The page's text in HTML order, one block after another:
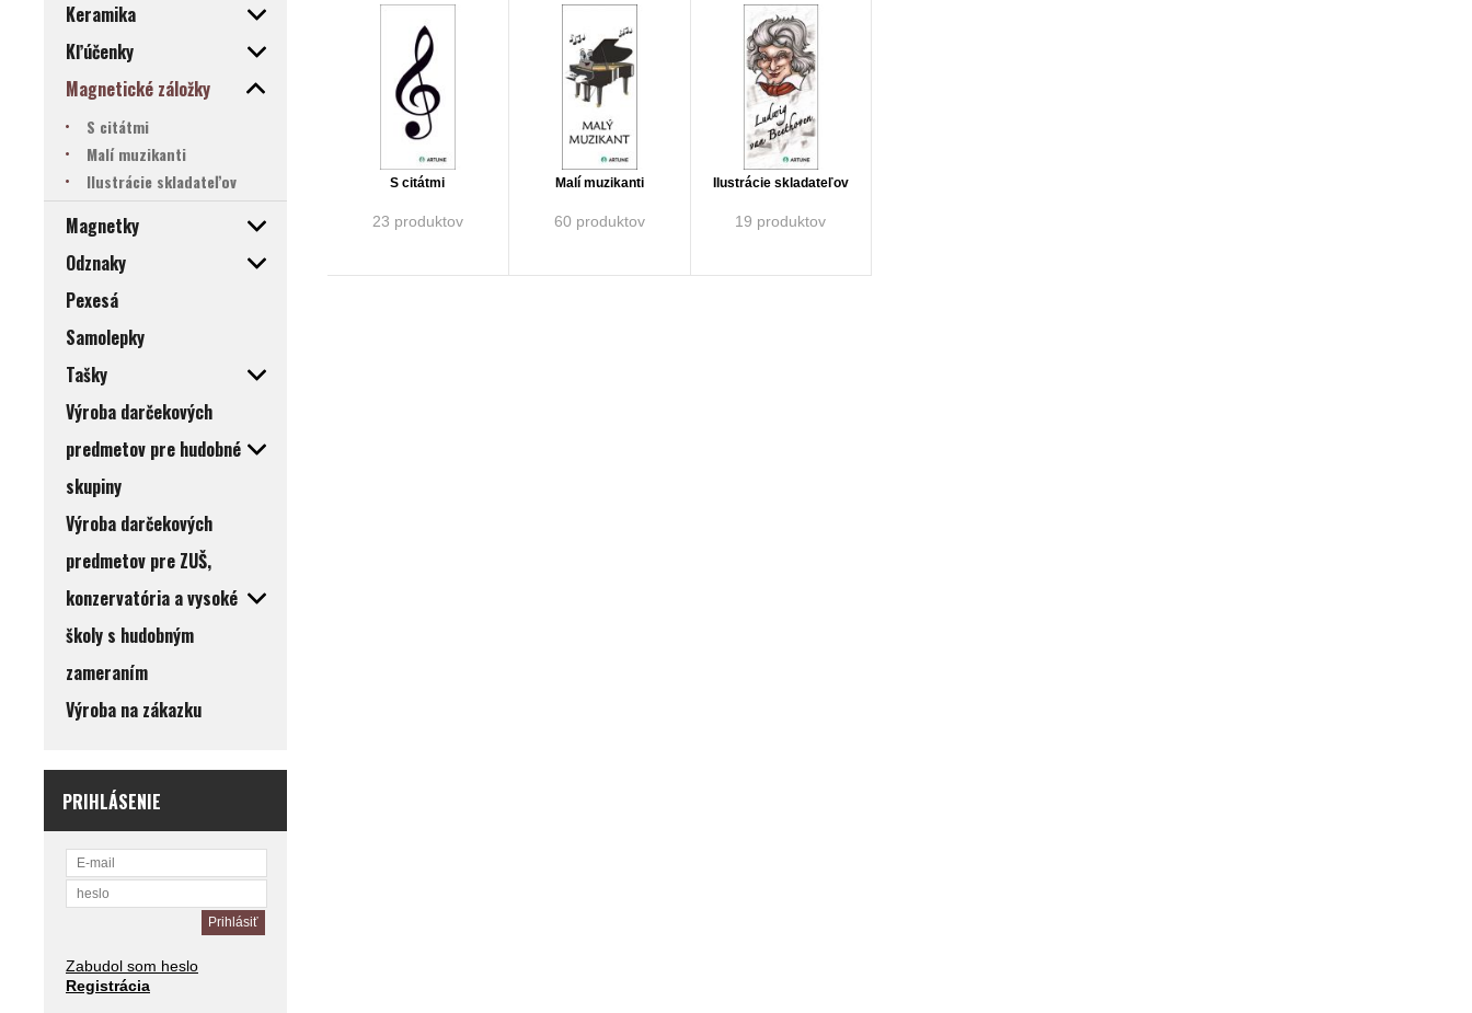
Keramika
Kľúčenky
Magnetické záložky
S citátmi
Malí muzikanti
Ilustrácie skladateľov
Magnetky
Odznaky
Pexesá
Samolepky
Tašky
Výroba darčekových
predmetov pre hudobné
skupiny
Výroba darčekových
predmetov pre ZUŠ,
konzervatória a vysoké
školy s hudobným
zameraním
Výroba na zákazku
PRIHLÁSENIE
Zabudol som heslo
Registrácia
S citátmi
23 produktov
Malí muzikanti
60 produktov
Ilustrácie skladateľov
19 produktov